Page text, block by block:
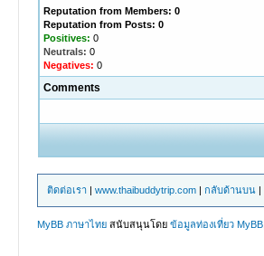
Reputation from Members: 0
Reputation from Posts: 0
Positives: 0
Neutrals: 0
Negatives: 0
Comments
ติดต่อเรา |www.thaibuddytrip.com |กลับด้านบน |
MyBB ภาษาไทย สนับสนุนโดยข้อมูลท่องเที่ยว MyBB